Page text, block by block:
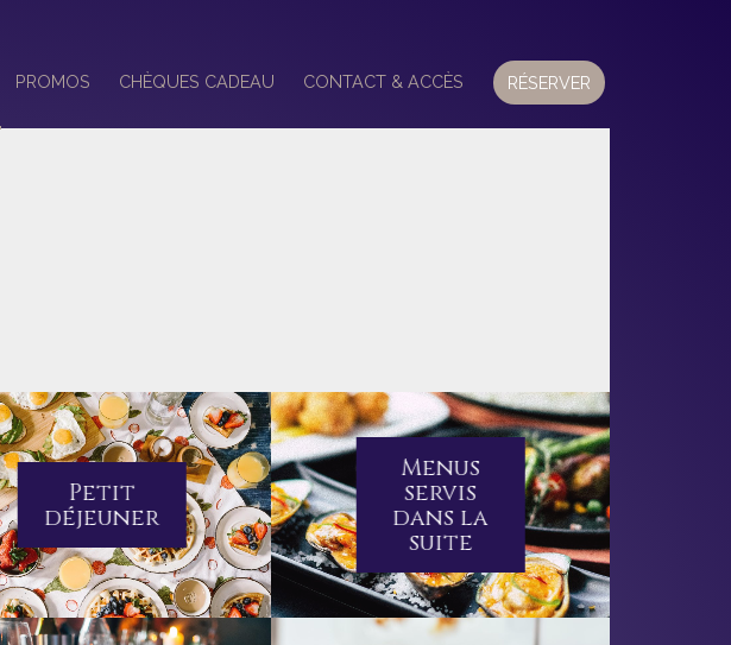
PROMOS CHÈQUES CADEAU CONTACT & ACCÈS RÉSERVER
Petit
déjeuner
Menus
servis
dans la
suite